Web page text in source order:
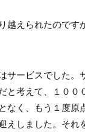
越えられたのです
サービスでした。
と考えて、１００
なく、もう１度原
えしました。それ